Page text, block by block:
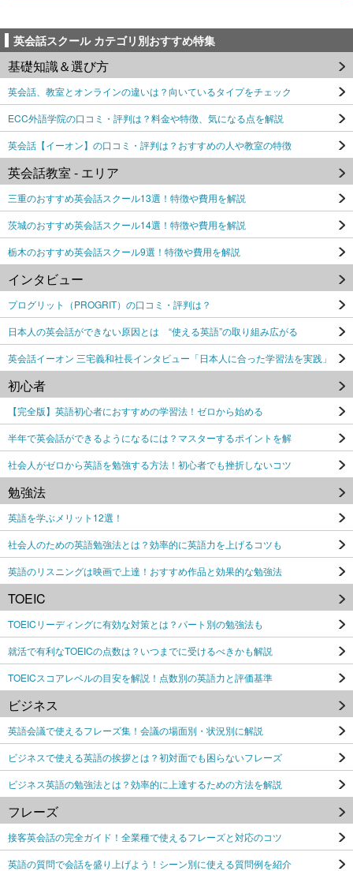
英会話スクール カテゴリ別おすすめ特集
基礎知識＆選び方
英会話、教室とオンラインの違いは？向いているタイプをチェック
ECC外語学院の口コミ・評判は？料金や特徴、気になる点を解説
英会話【イーオン】の口コミ・評判は？おすすめの人や教室の特徴
英会話教室 - エリア
三重のおすすめ英会話スクール13選！特徴や費用を解説
茨城のおすすめ英会話スクール14選！特徴や費用を解説
栃木のおすすめ英会話スクール9選！特徴や費用を解説
インタビュー
プログリット（PROGRIT）の口コミ・評判は？
日本人の英会話ができない原因とは “使える英語”の取り組み広がる
英会話イーオン 三宅義和社長インタビュー「日本人に合った学習法を実践」
初心者
【完全版】英語初心者におすすめの学習法！ゼロから始める
半年で英会話ができるようになるには？マスターするポイントを解
社会人がゼロから英語を勉強する方法！初心者でも挫折しないコツ
勉強法
英語を学ぶメリット12選！
社会人のための英語勉強法とは？効率的に英語力を上げるコツも
英語のリスニングは映画で上達！おすすめ作品と効果的な勉強法
TOEIC
TOEICリーディングに有効な対策とは？パート別の勉強法も
就活で有利なTOEICの点数は？いつまでに受けるべきかも解説
TOEICスコアレベルの目安を解説！点数別の英語力と評価基準
ビジネス
英語会議で使えるフレーズ集！会議の場面別・状況別に解説
ビジネスで使える英語の挨拶とは？初対面でも困らないフレーズ
ビジネス英語の勉強法とは？効率的に上達するための方法を解説
フレーズ
接客英会話の完全ガイド！全業種で使えるフレーズと対応のコツ
英語の質問で会話を盛り上げよう！シーン別に使える質問例を紹介